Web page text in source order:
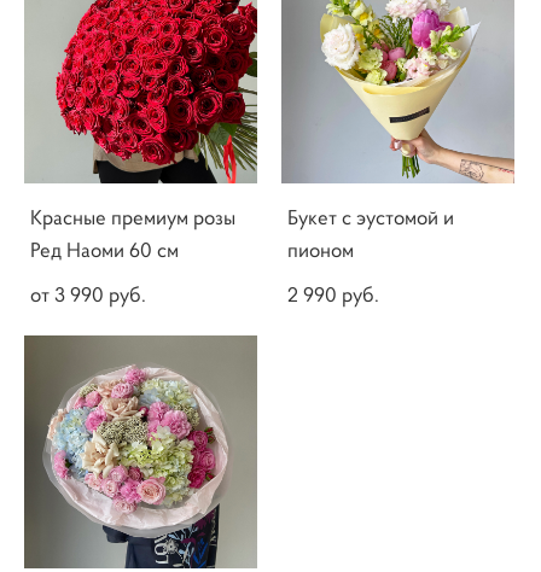
Красные премиум розы
Ред Наоми 60 см
от 3 990 pуб.
Букет с эустомой и
пионом
2 990 pуб.